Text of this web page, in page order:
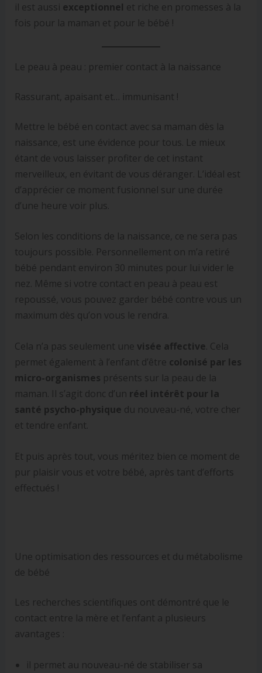
il est aussi exceptionnel et riche en promesses à la
fois pour la maman et pour le bébé !
Le peau à peau : premier contact à la naissance
Rassurant, apaisant et… immunisant !
Mettre le bébé en contact avec sa maman dès la
naissance, est une évidence pour tous. Le mieux
étant de vous laisser profiter de cet instant
merveilleux, en évitant de vous déranger. L’idéal est
d’apprécier ce moment fusionnel sur une durée
d’une heure voir plus.
Selon les conditions de la naissance, ce ne sera pas
toujours possible. Personnellement on m’a retiré
bébé pendant environ 30 minutes pour lui vider le
nez. Même si votre contact en peau à peau est
repoussé, vous pouvez garder bébé contre vous un
maximum dès qu’on vous le rendra.
Cela n’a pas seulement une visée affective. Cela
permet également à l’enfant d’être colonisé par les
micro-organismes présents sur la peau de la
maman. Il s’agit donc d’un réel intérêt pour la
santé psycho-physique du nouveau-né, votre cher
et tendre enfant.
Et puis après tout, vous méritez bien ce moment de
pur plaisir vous et votre bébé, après tant d’efforts
effectués !
Une optimisation des ressources et du métabolisme
de bébé
Les recherches scientifiques ont démontré que le
contact entre la mère et l’enfant a plusieurs
avantages :
il permet au nouveau-né de stabiliser sa